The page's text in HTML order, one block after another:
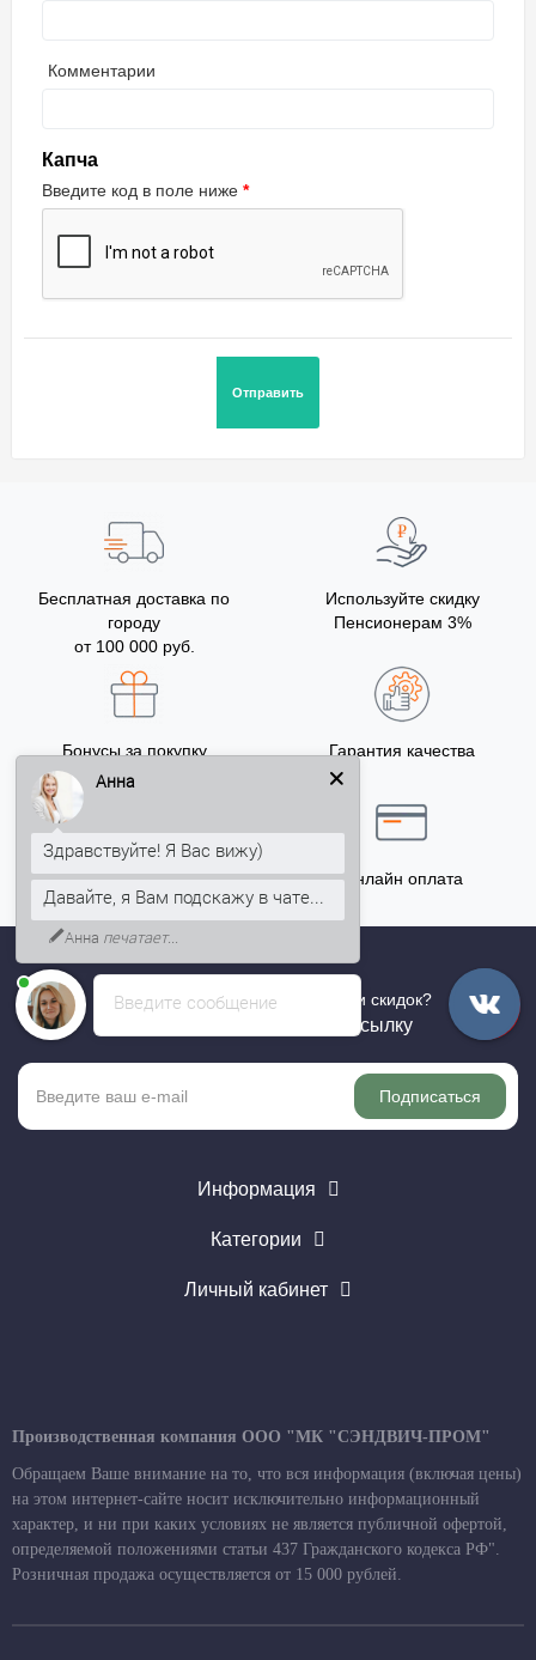
Комментарии
Капча
Введите код в поле ниже
Бесплатная доставка по
городу
от 100 000 руб.
Используйте скидку
Пенсионерам 3%
Бонусы за покупку
5% на Ваш счет
Гарантия качества
Точный расчёт Онлайн оплата
Хотите быть в курсе всех акций и скидок?
Подпишитесь на нашу рассылку
Подписаться
Информация
Категории
Личный кабинет
Производственная компания ООО "МК "СЭНДВИЧ-ПРОМ"
Обращаем Ваше внимание на то, что вся информация (включая цены)
на этом интернет-сайте носит исключительно информационный
характер, и ни при каких условиях не является публичной офертой,
определяемой положениями статьи 437 Гражданского кодекса РФ".
Розничная продажа осуществляется от 15 000 рублей.
Введите сообщение
Анна
Здравствуйте! Я Вас вижу)
Давайте, я Вам подскажу в чате...
Анна печатает...